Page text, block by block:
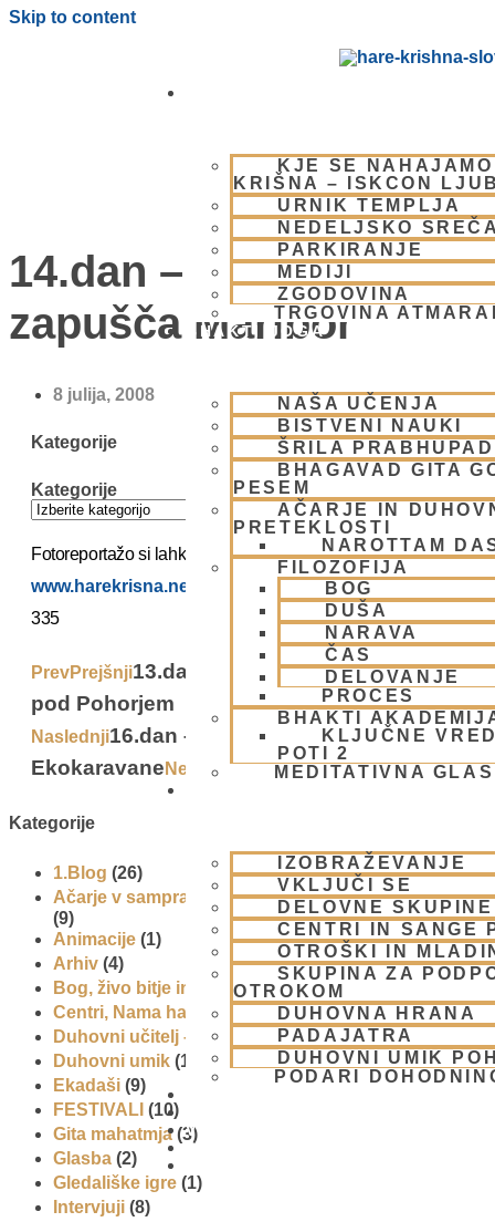
Skip to content
KJE SE
KRIŠNA – ISKCON
URNIK TEMPLJA
NEDELJSKO
PARKIRANJE
MEDIJI
ZGODOVINA
TRGOVINA
BHAKTI JOGA
NAŠA UČENJA
BISTVENI NAUKI
ŠRILA
BHAGAVAD GITA
PESEM
AČARJE IN
PRETEKLOSTI
NAROTTAM
FILOZOFIJA
BOG
DUŠA
NARAVA
ČAS
DELOVANJE
PROCES
BHAKTI
KLJUČNE
POTI 2
MEDITATIVNA
IZOBRAŽEVANJE
VKLJUČI SE
DELOVNE SKUPINE
CENTRI IN SANGE
OTROŠKI IN
SKUPINA ZA
OTROKOM
DUHOVNA HRANA
PADAJATRA
DUHOVNI UMIK
PODARI
VAŠA VPRAŠANJA
PIŠI NAM
14.dan – Eko-karavana
zapušča Maribor
8 julija, 2008
Kategorije
Kategorije
Fotoreportažo si lahko ogledate na
www.harekrisna.net/ekokaravana.
335
PrevPrejšnji13.dan – Ekokaravana v Pekrah
pod Pohorjem
Naslednji16.dan – zadnja etapa
Ekokaravane Next
Kategorije
1.Blog (26)
Ačarje v sampradaji – duhovni učitelji iz preteklosti
(9)
Animacije (1)
Arhiv (4)
Bog, živo bitje in narava(17)
Centri, Nama hatte in sange po Sloveniji (1)
Duhovni učitelj – Šrila Prabhupada(9)
Duhovni umik (1)
Ekadaši (9)
FESTIVALI (10)
Gita mahatmja(3)
Glasba (2)
Gledališke igre (1)
Intervjuji (8)